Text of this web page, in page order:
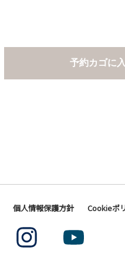
予約カゴに
個人情報保護方針 Cookieポ